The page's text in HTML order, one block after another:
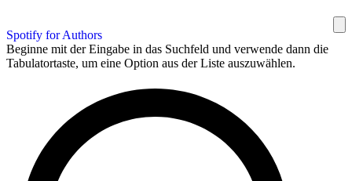
Spotify for Authors
Beginne mit der Eingabe in das Suchfeld und verwende dann die
Tabulatortaste, um eine Option aus der Liste auszuwählen.